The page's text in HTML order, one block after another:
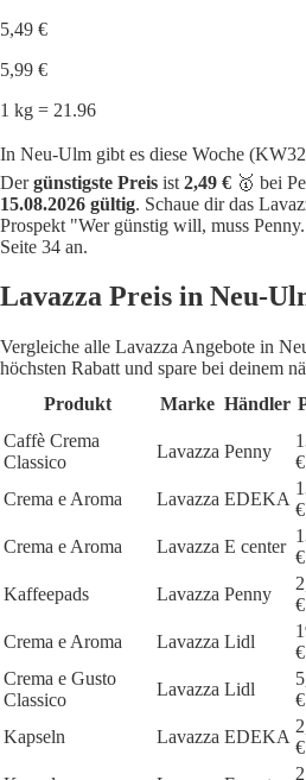
5,49 €
5,99 €
1 kg = 21.96
In Neu-Ulm gibt es diese Woche
Dergünstigste Preis ist 2,49 € 🥇 bei
15.08.2026 gültig. Schaue dir das
Prospekt "Wer günstig will, muss
Seite 34 an.
Lavazza Preis in Neu-
Vergleiche alle Lavazza Angebote in
höchsten Rabatt und spare bei deinem
Produkt
Marke Händler
Caffè Crema
Classico
Lavazza Penny
€
Crema e Aroma Lavazza EDEKA
€
Crema e Aroma Lavazza E center
€
Kaffeepads Lavazza Penny
€
Crema e Aroma Lavazza Lidl
€
Crema e Gusto
Classico
Lavazza Lidl
€
Kapseln Lavazza EDEKA
€